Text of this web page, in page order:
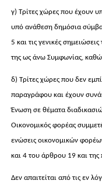
γ) Τρίτες χώρες που έχουν
υπό ανάθεση δημόσια
5 και τις γενικές
της ως άνω Συμφωνίας,
δ) Τρίτες χώρες που δεν
παραγράφου και έχουν
Ένωση σε θέματα
Οικονομικός φορέας
ενώσεις οικονομικών
και 4 του άρθρου 19 και
Δεν απαιτείται από τις εν